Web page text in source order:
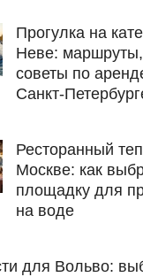
Прогулка на
Неве:
советы по
Санкт-
Ресторанный
Москве: как
площадку для
на воде
для Вольво: